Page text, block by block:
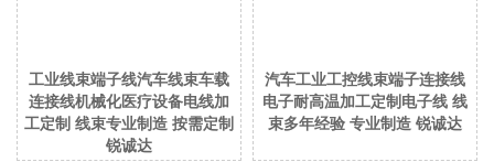
工业线束端子线汽车线束车载
连接线机械化医疗设备电线加
工定制 线束专业制造 按需定制
锐诚达
汽车工业工控线束端子连接线
电子耐高温加工定制电子线 线
束多年经验 专业制造 锐诚达